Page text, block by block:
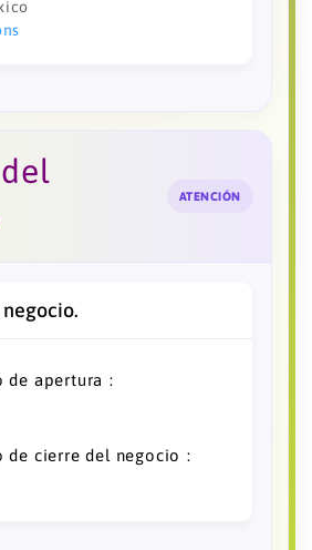
ATENCIÓN
de apertura
de cierre del negocio